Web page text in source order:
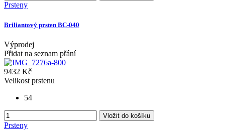
Prsteny
Briliantový prsten BC-040
Výprodej
Přidat na seznam přání
9432 Kč
Velikost prstenu
54
Vložit do košíku
Prsteny